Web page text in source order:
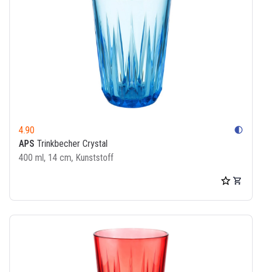
4.90 contrast
APS Trinkbecher Crystal
400 ml, 14 cm, Kunststoff